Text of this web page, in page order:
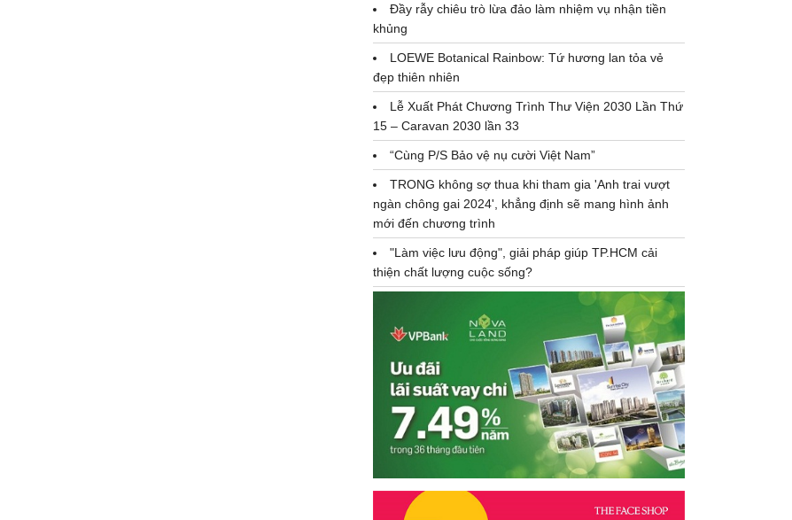
Đầy rẫy chiêu trò lừa đảo làm nhiệm vụ nhận tiền
khủng
LOEWE Botanical Rainbow: Tứ hương lan tỏa vẻ
đẹp thiên nhiên
Lễ Xuất Phát Chương Trình Thư Viện 2030 Lần Thứ
15 – Caravan 2030 lần 33
“Cùng P/S Bảo vệ nụ cười Việt Nam”
TRONG không sợ thua khi tham gia 'Anh trai vượt
ngàn chông gai 2024', khẳng định sẽ mang hình ảnh
mới đến chương trình
"Làm việc lưu động", giải pháp giúp TP.HCM cải
thiện chất lượng cuộc sống?